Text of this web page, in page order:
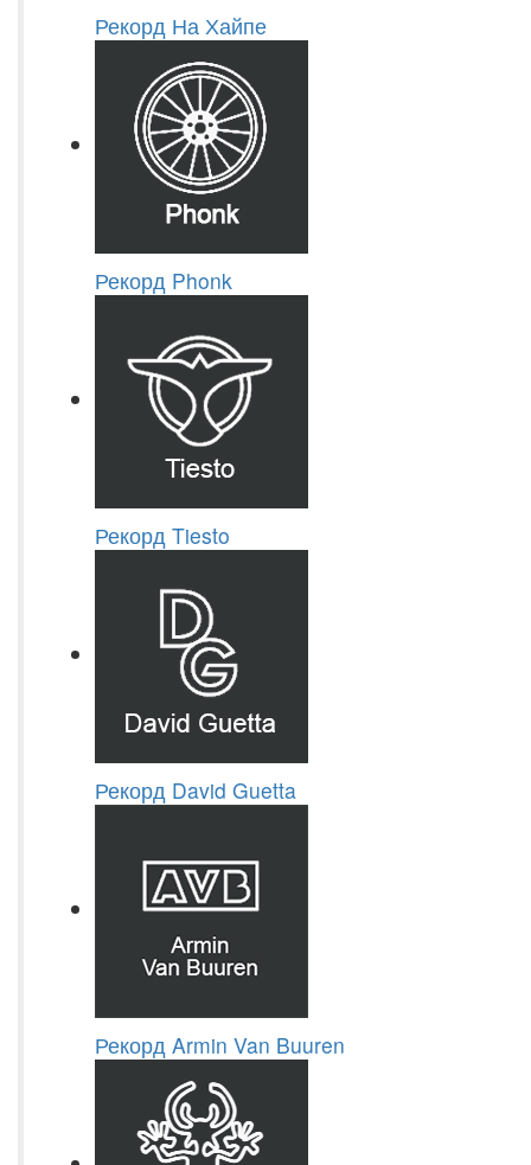
Рекорд На Хайпе
Рекорд Phonk
Рекорд Tiesto
Рекорд David Guetta
Рекорд Armin Van Buuren